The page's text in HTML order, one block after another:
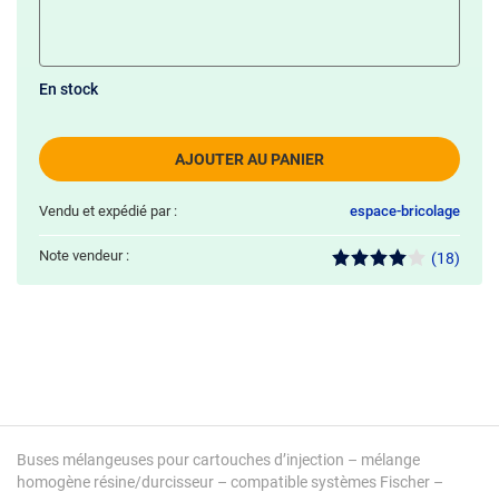
Buses mélangeuses pour cartouches d’injection – mélange
homogène résine/durcisseur – compatible systèmes Fischer –
AJOUTER AU PANIER
En stock
Vendu et expédié par : espace-bricolage
Note vendeur : (18)